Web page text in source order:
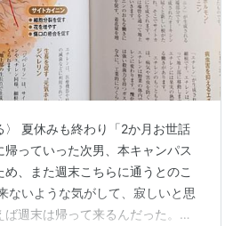
〉 夏休みも終わり「2か月お世話
っていった次男、本キャンパス
、また週末こちらに通うとのこ
ないような気がして、寂しいと思
週末は帰って来るんだった。